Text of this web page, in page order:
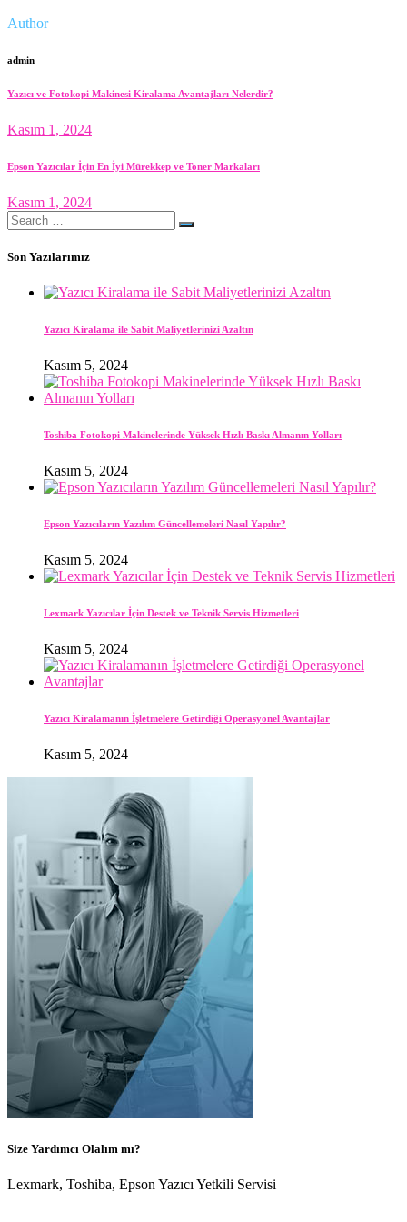
Author
admin
Yazıcı ve Fotokopi Makinesi Kiralama Avantajları Nelerdir?
Kasım 1, 2024
Epson Yazıcılar İçin En İyi Mürekkep ve Toner Markaları
Kasım 1, 2024
Search
for:
Son Yazılarımız
Yazıcı Kiralama ile Sabit Maliyetlerinizi Azaltın
Kasım 5, 2024
Toshiba Fotokopi Makinelerinde Yüksek Hızlı Baskı Almanın Yolları
Kasım 5, 2024
Epson Yazıcıların Yazılım Güncellemeleri Nasıl Yapılır?
Kasım 5, 2024
Lexmark Yazıcılar İçin Destek ve Teknik Servis Hizmetleri
Kasım 5, 2024
Yazıcı Kiralamanın İşletmelere Getirdiği Operasyonel Avantajlar
Kasım 5, 2024
Size Yardımcı Olalım mı?
Lexmark, Toshiba, Epson Yazıcı Yetkili Servisi